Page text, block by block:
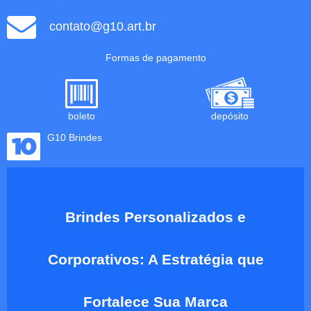
contato@g10.art.br
Formas de pagamento
boleto
depósito
G10 Brindes
Brindes Personalizados e
Corporativos: A Estratégia que
Fortalece Sua Marca